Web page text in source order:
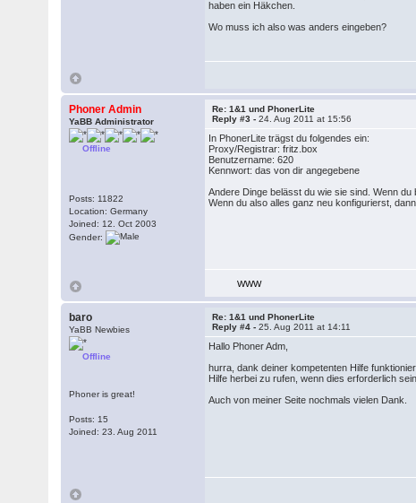
haben ein Häkchen.
Wo muss ich also was anders eingeben?
Phoner Admin
YaBB Administrator
Offline
Posts: 11822
Location: Germany
Joined: 12. Oct 2003
Gender:
Re: 1&1 und PhonerLite
Reply #3 -24. Aug 2011 at 15:56
In PhonerLite trägst du folgendes ein:
Proxy/Registrar: fritz.box
Benutzername: 620
Kennwort: das von dir angegebene
Andere Dinge belässt du wie sie sind. Wenn
Wenn du also alles ganz neu konfigurierst,
WWW
baro
YaBB Newbies
Offline
Phoner is great!
Posts: 15
Joined: 23. Aug 2011
Re: 1&1 und PhonerLite
Reply #4 -25. Aug 2011 at 14:11
Hallo Phoner Adm,
hurra, dank deiner kompetenten Hilfe
Hilfe herbei zu rufen, wenn dies erforderlich
Auch von meiner Seite nochmals vielen Dank.